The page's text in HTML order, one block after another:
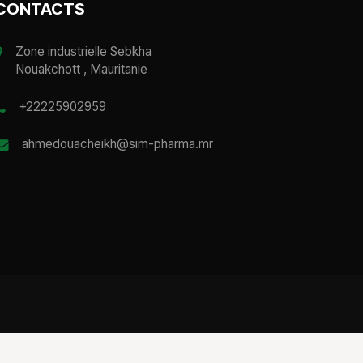
Zone industrielle Sebkha
Nouakchott , Mauritanie
+22225902959
ahmedouacheikh@sim-pharma.mr